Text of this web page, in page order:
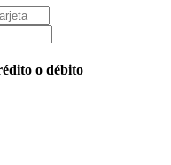
o débito